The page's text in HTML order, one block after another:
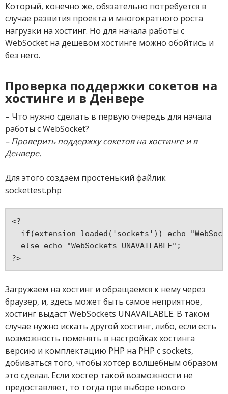
Который, конечно же, обязательно потребуется в
случае развития проекта и многократного роста
нагрузки на хостинг. Но для начала работы с
WebSocket на дешевом хостинге можно обойтись и
без него.
Проверка поддержки сокетов на
хостинге и в Денвере
– Что нужно сделать в первую очередь для начала
работы с WebSocket?
– Проверить поддержку сокетов на хостинге и в
Денвере.
Для этого создаём простенький файлик
sockettest.php
<?
if(extension_loaded('sockets')) echo
  else echo "WebSockets UNAVAILABLE";
Загружаем на хостинг и обращаемся к нему через
браузер, и, здесь может быть самое неприятное,
хостинг выдаст WebSockets UNAVAILABLE. В таком
случае нужно искать другой хостинг, либо, если есть
возможность поменять в настройках хостинга
версию и комплектацию PHP на PHP с sockets,
добиваться того, чтобы хотсер волшебным образом
это сделал. Если хостер такой возможности не
предоставляет, то тогда при выборе нового